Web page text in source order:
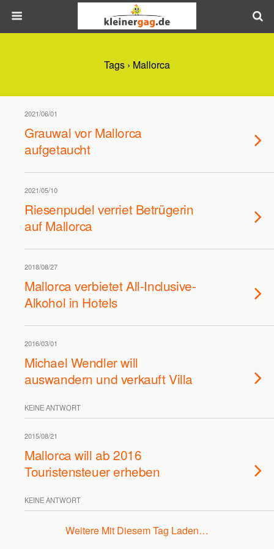
Tags › Mallorca
2021/06/01
Grauwal vor Mallorca
aufgetaucht
2021/05/10
Riesenpudel verriet Betrügerin
auf Mallorca
2018/08/27
Mallorca verbietet All-Inclusive-
Alkohol in Hotels
2016/03/01
Michael Wendler will
auswandern und verkauft Villa
KEINE ANTWORT
2015/08/21
Mallorca will ab 2016
Touristensteuer erheben
KEINE ANTWORT
Weitere Mit Diesem Tag Laden…